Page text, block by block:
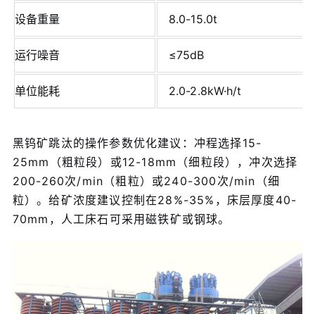
设备重量 8.0-15.0t
运行噪音 ≤75dB
单位能耗 2.0-2.8kW·h/t
黑钨矿跳汰的操作参数优化建议：冲程选择15-
25mm（粗粒段）或12-18mm（细粒段），冲次选择
200-260次/min（粗粒）或240-300次/min（细
粒）。给矿浓度建议控制在28%-35%，床层厚度40-
70mm，人工床石可采用磁铁矿或钢球。